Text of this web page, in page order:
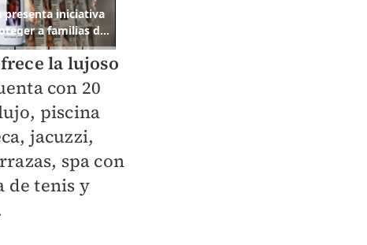
la lujoso
con 20
piscina
jacuzzi,
spa con
de tenis y